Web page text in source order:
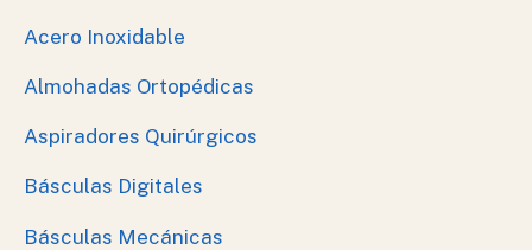
Acero Inoxidable
Almohadas Ortopédicas
Aspiradores Quirúrgicos
Básculas Digitales
Básculas Mecánicas